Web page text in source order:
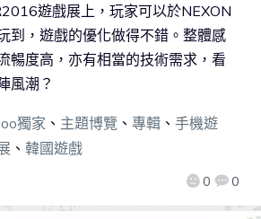
0 0
遊戲展上，玩家可以於NEXON
到，遊戲的優化做得不錯。整體感
暢度高，亦有相當的技術需求，看
風潮？
獨家 、 主題博覽 、 專輯、 手機遊
、 韓國遊戲